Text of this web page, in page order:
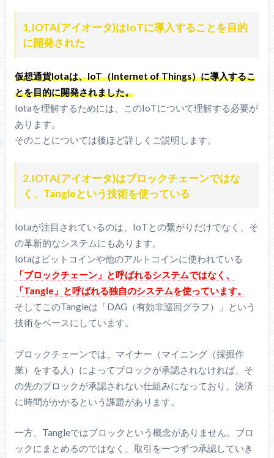
1,IOTA(アイオータ)はIoTに導入することを目的
に開発された
仮想通貨Iotaは、IoT（Internet of Things）に導入するこ
とを目的に開発されました。
Iotaを理解するためには、このIoTについて理解する必要が
あります。
そのことについては後ほど詳しくご説明します。
2.IOTA(アイオータ)はブロックチェーンではな
く、Tangleという技術を使っている
Iotaが注目されているのは、IoTとの繋がりだけでなく、そ
の革新的なシステムにもあります。
Iotaはビットコインや他のアルトコインに使われている
「ブロックチェーン」と呼ばれるシステムではなく、
「Tangle」と呼ばれる独自のシステムを使っています。
そしてこのTangleは「DAG（有効非巡回グラフ）」という
技術をベースにしています。
ブロックチェーンでは、マイナー（マイニング（採掘作
業）をする人）によってブロックが承認されなければ、そ
の先のブロックが承認されない仕組みになっており、決済
に時間がかかるという課題があります。
一方、Tangleではブロックという概念がありません。ブロ
ックにまとめるのではなく、取引を一つずつ承認していき